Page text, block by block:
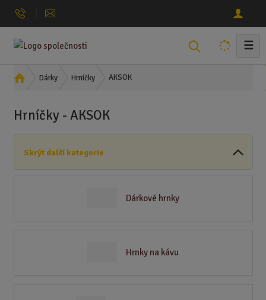
☰
Ú
d
s
Dárky Hrníčky AKSOK
Hrníčky - AKSOK
Skrýt další kategorie
Dárkové hrnky
Hrnky na kávu